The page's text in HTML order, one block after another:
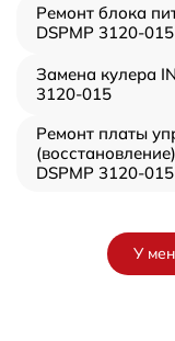
Ремонт блока
DSPMP 3120-015
Замена кулера
3120-015
Ремонт платы
DSPMP 3120-015
У